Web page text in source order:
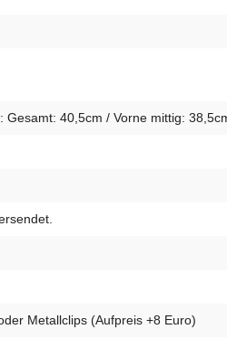
40,5cm / Vorne mittig:
Metallclips (Aufpreis +8 Euro)